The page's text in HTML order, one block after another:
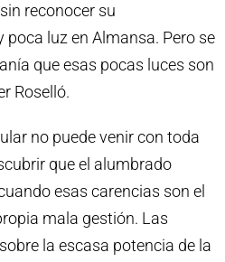
reconocer su
poca luz en Almansa. Pero se
que esas pocas luces son
Roselló.
no puede venir con toda
que el alumbrado
esas carencias son el
mala gestión. Las
la escasa potencia de la